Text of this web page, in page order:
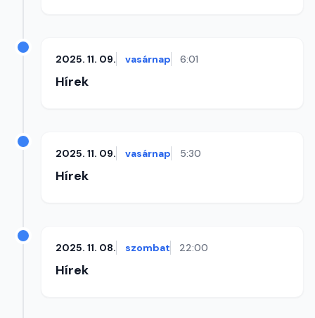
2025. 11. 09. vasárnap 6:01
Hírek
2025. 11. 09. vasárnap 5:30
Hírek
2025. 11. 08. szombat 22:00
Hírek